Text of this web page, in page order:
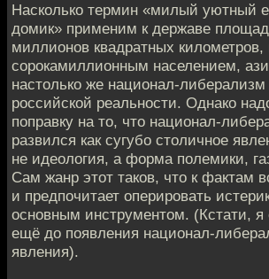
Насколько термин «милый уютный
домик» применим к державе
миллионов квадратных километров,
сорокамиллионным населением,
настолько же национал-
российской реальности. Однако
поправку на то, что национал-
развился как сугубо столичное
не идеология, а форма полемики,
Сам жанр этот таков, что к фактам
и предпочитает оперировать
основным инструментом. (Кстати, я
ещё до появления национал-
явления).